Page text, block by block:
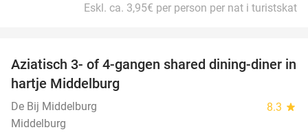
Eskl. ca. 3,95€ per person per nat i turistskat
36%
Aziatisch 3- of 4-gangen shared dining-diner in
hartje Middelburg
De Bij Middelburg 8.3 star
Middelburg